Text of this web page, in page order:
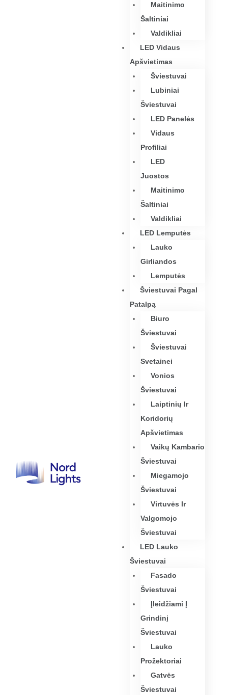
Maitinimo
Šaltiniai
Valdikliai
LED Vidaus
Apšvietimas
Šviestuvai
Lubiniai
Šviestuvai
LED Panelės
Vidaus
Profiliai
LED
Juostos
Maitinimo
Šaltiniai
Valdikliai
LED Lemputės
Lauko
Girliandos
Lemputės
Šviestuvai Pagal
Patalpą
Biuro
Šviestuvai
Šviestuvai
Svetainei
Vonios
Šviestuvai
Laiptinių Ir
Koridorių
Apšvietimas
Vaikų Kambario
Šviestuvai
Miegamojo
Šviestuvai
Virtuvės Ir
Valgomojo
Šviestuvai
LED Lauko
Šviestuvai
Fasado
Šviestuvai
Įleidžiami Į
Grindinį
Šviestuvai
Lauko
Prožektoriai
Gatvės
Šviestuvai